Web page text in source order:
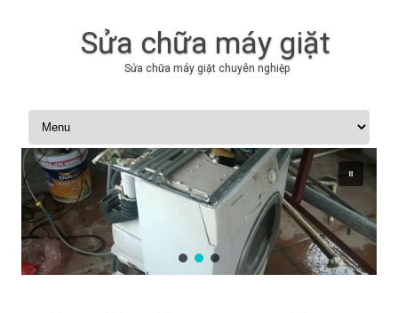
Sửa chữa máy giặt
Sửa chữa máy giặt chuyên nghiệp
Skip to content